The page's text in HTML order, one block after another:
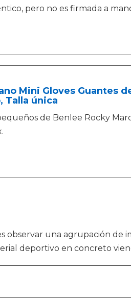
pero no es firmada a
Mini Gloves Guantes
Talla única
de Benlee Rocky
observar una agrupación de
deportivo en concreto